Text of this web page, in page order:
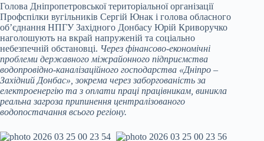
Голова Дніпропетровської територіальної організації
Профспілки вугільників Сергій Юнак і голова обласного
об’єднання НПГУ Західного Донбасу Юрій Криворучко
наголошують на вкрай напруженій та соціально
небезпечній обстановці. Через фінансово-економічні
проблеми державного міжрайонного підприємства
водопровідно-каналізаційного господарства «Дніпро –
Західний Донбас», зокрема через заборгованість за
електроенергію та з оплати праці працівникам, виникла
реальна загроза припинення централізованого
водопостачання всього регіону.